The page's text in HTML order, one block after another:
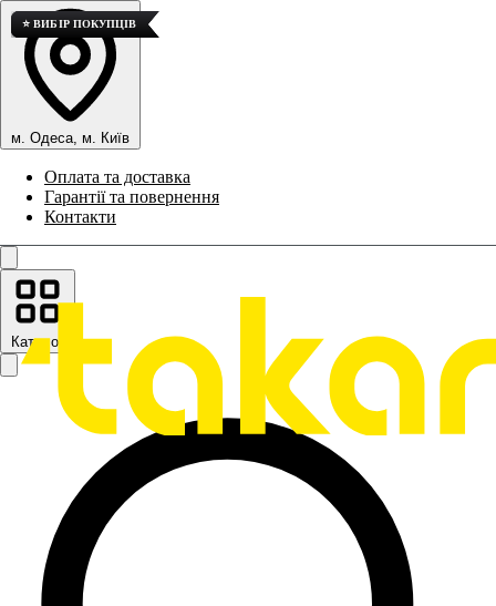
м. Одеса, м. Київ
Оплата та доставка
Гарантії та повернення
Контакти
Каталог
⭐ ВИБІР ПОКУПЦІВ
⭐ ВИБІР ПОКУПЦІВ
⭐ ВИБІР ПОКУПЦІВ